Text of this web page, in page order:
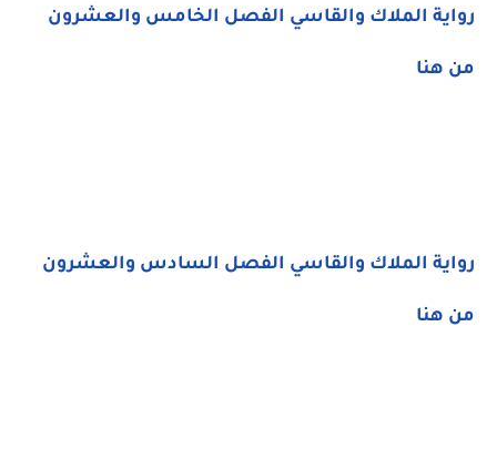
رواية الملاك والقاسي الفصل الخامس والعشرون
من هنا
رواية الملاك والقاسي الفصل السادس والعشرون
من هنا